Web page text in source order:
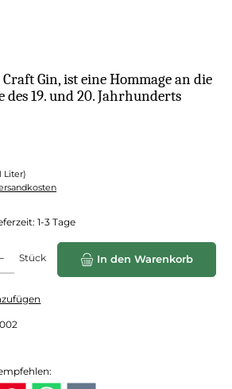
Gin, ist eine Hommage an die
des 19. und 20. Jahrhunderts
Liter)
1-3 Tage
gewünschten Wert ein oder benutze die
Stück In den Warenkorb